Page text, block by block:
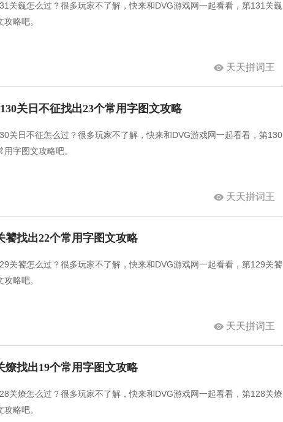
关巍怎么过？很多玩家不了解，快来和DVG游戏网一起看看，第131关巍
略吧。
天天拼词王
关日不征找出23个常用字图文攻略
关日不征怎么过？很多玩家不了解，快来和DVG游戏网一起看看，第130
字图文攻略吧。
天天拼词王
饕找出22个常用字图文攻略
关饕怎么过？很多玩家不了解，快来和DVG游戏网一起看看，第129关饕
略吧。
天天拼词王
燎找出19个常用字图文攻略
关燎怎么过？很多玩家不了解，快来和DVG游戏网一起看看，第128关燎
略吧。